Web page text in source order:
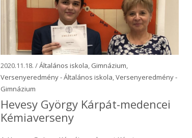
2020.11.18. /Általános iskola, Gimnázium,
Versenyeredmény - Általános iskola,Versenyeredmény -
Gimnázium
Hevesy György Kárpát-medencei
Kémiaverseny